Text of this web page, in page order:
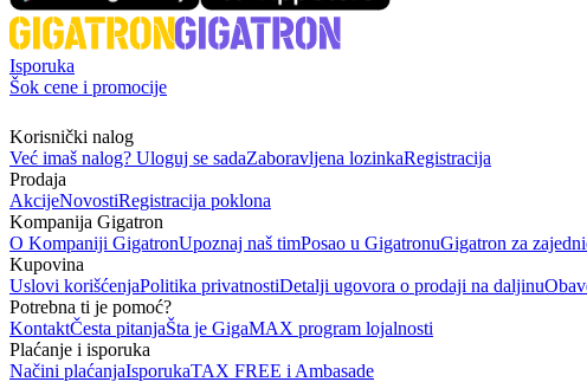
Isporuka
Šok cene i promocije
Korisnički nalog
Već imaš nalog? Uloguj se sadaZaboravljena lozinkaRegistracija
Prodaja
AkcijeNovostiRegistracija poklona
Kompanija Gigatron
O Kompaniji GigatronUpoznaj naš timPosao u GigatronuGigatron za
Kupovina
Uslovi korišćenjaPolitika privatnostiDetalji ugovora o prodaji na daljinu
Potrebna ti je pomoć?
KontaktČesta pitanjaŠta je GigaMAX program lojalnosti
Plaćanje i isporuka
Načini plaćanjaIsporukaTAX FREE i Ambasade